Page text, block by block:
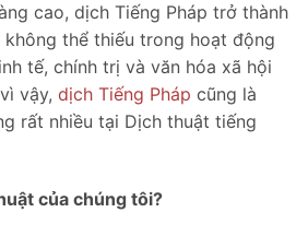
cao, dịch Tiếng Pháp trở thành
thể thiếu trong hoạt động
tế, chính trị và văn hóa xã hội
vậy, dịch Tiếng Pháp cũng là
rất nhiều tại Dịch thuật tiếng
của chúng tôi?